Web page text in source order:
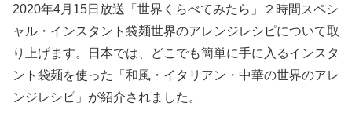
2020年4月15日放送「世界くらべてみたら」２時間スペシ
ャル・インスタント袋麺世界のアレンジレシピについて取
り上げます。日本では、どこでも簡単に手に入るインスタ
ント袋麺を使った「和風・イタリアン・中華の世界のアレ
ンジレシピ」が紹介されました。